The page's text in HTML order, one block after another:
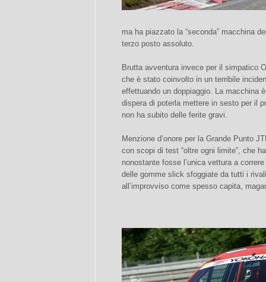
ma ha piazzato la “seconda” macchina
terzo posto assoluto.
Brutta avventura invece per il simpatico
che è stato coinvolto in un terribile
effettuando un doppiaggio. La macchina
dispera di poterla mettere in sesto per il
non ha subito delle ferite gravi.
Menzione d’onore per la Grande Punto
con scopi di test “oltre ogni limite”, che
nonostante fosse l’unica vettura a
delle gomme slick sfoggiate da tutti i
all’improvviso come spesso capita,